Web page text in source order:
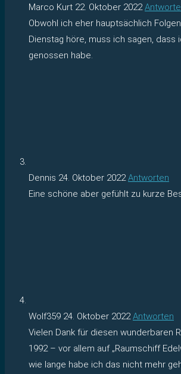
Marco Kurt 22. Oktober 2022
Obwohl ich eher hauptsächlich
Dienstag höre, muss ich sagen, dass
genossen habe.
Dennis 24. Oktober 2022 Antworten
Eine schöne aber gefühlt zu kurze
Wolf359 24. Oktober 2022 Antworten
Vielen Dank für diesen wunderbaren
1992 – vor allem auf „Raumschiff
wie lange habe ich das nicht mehr